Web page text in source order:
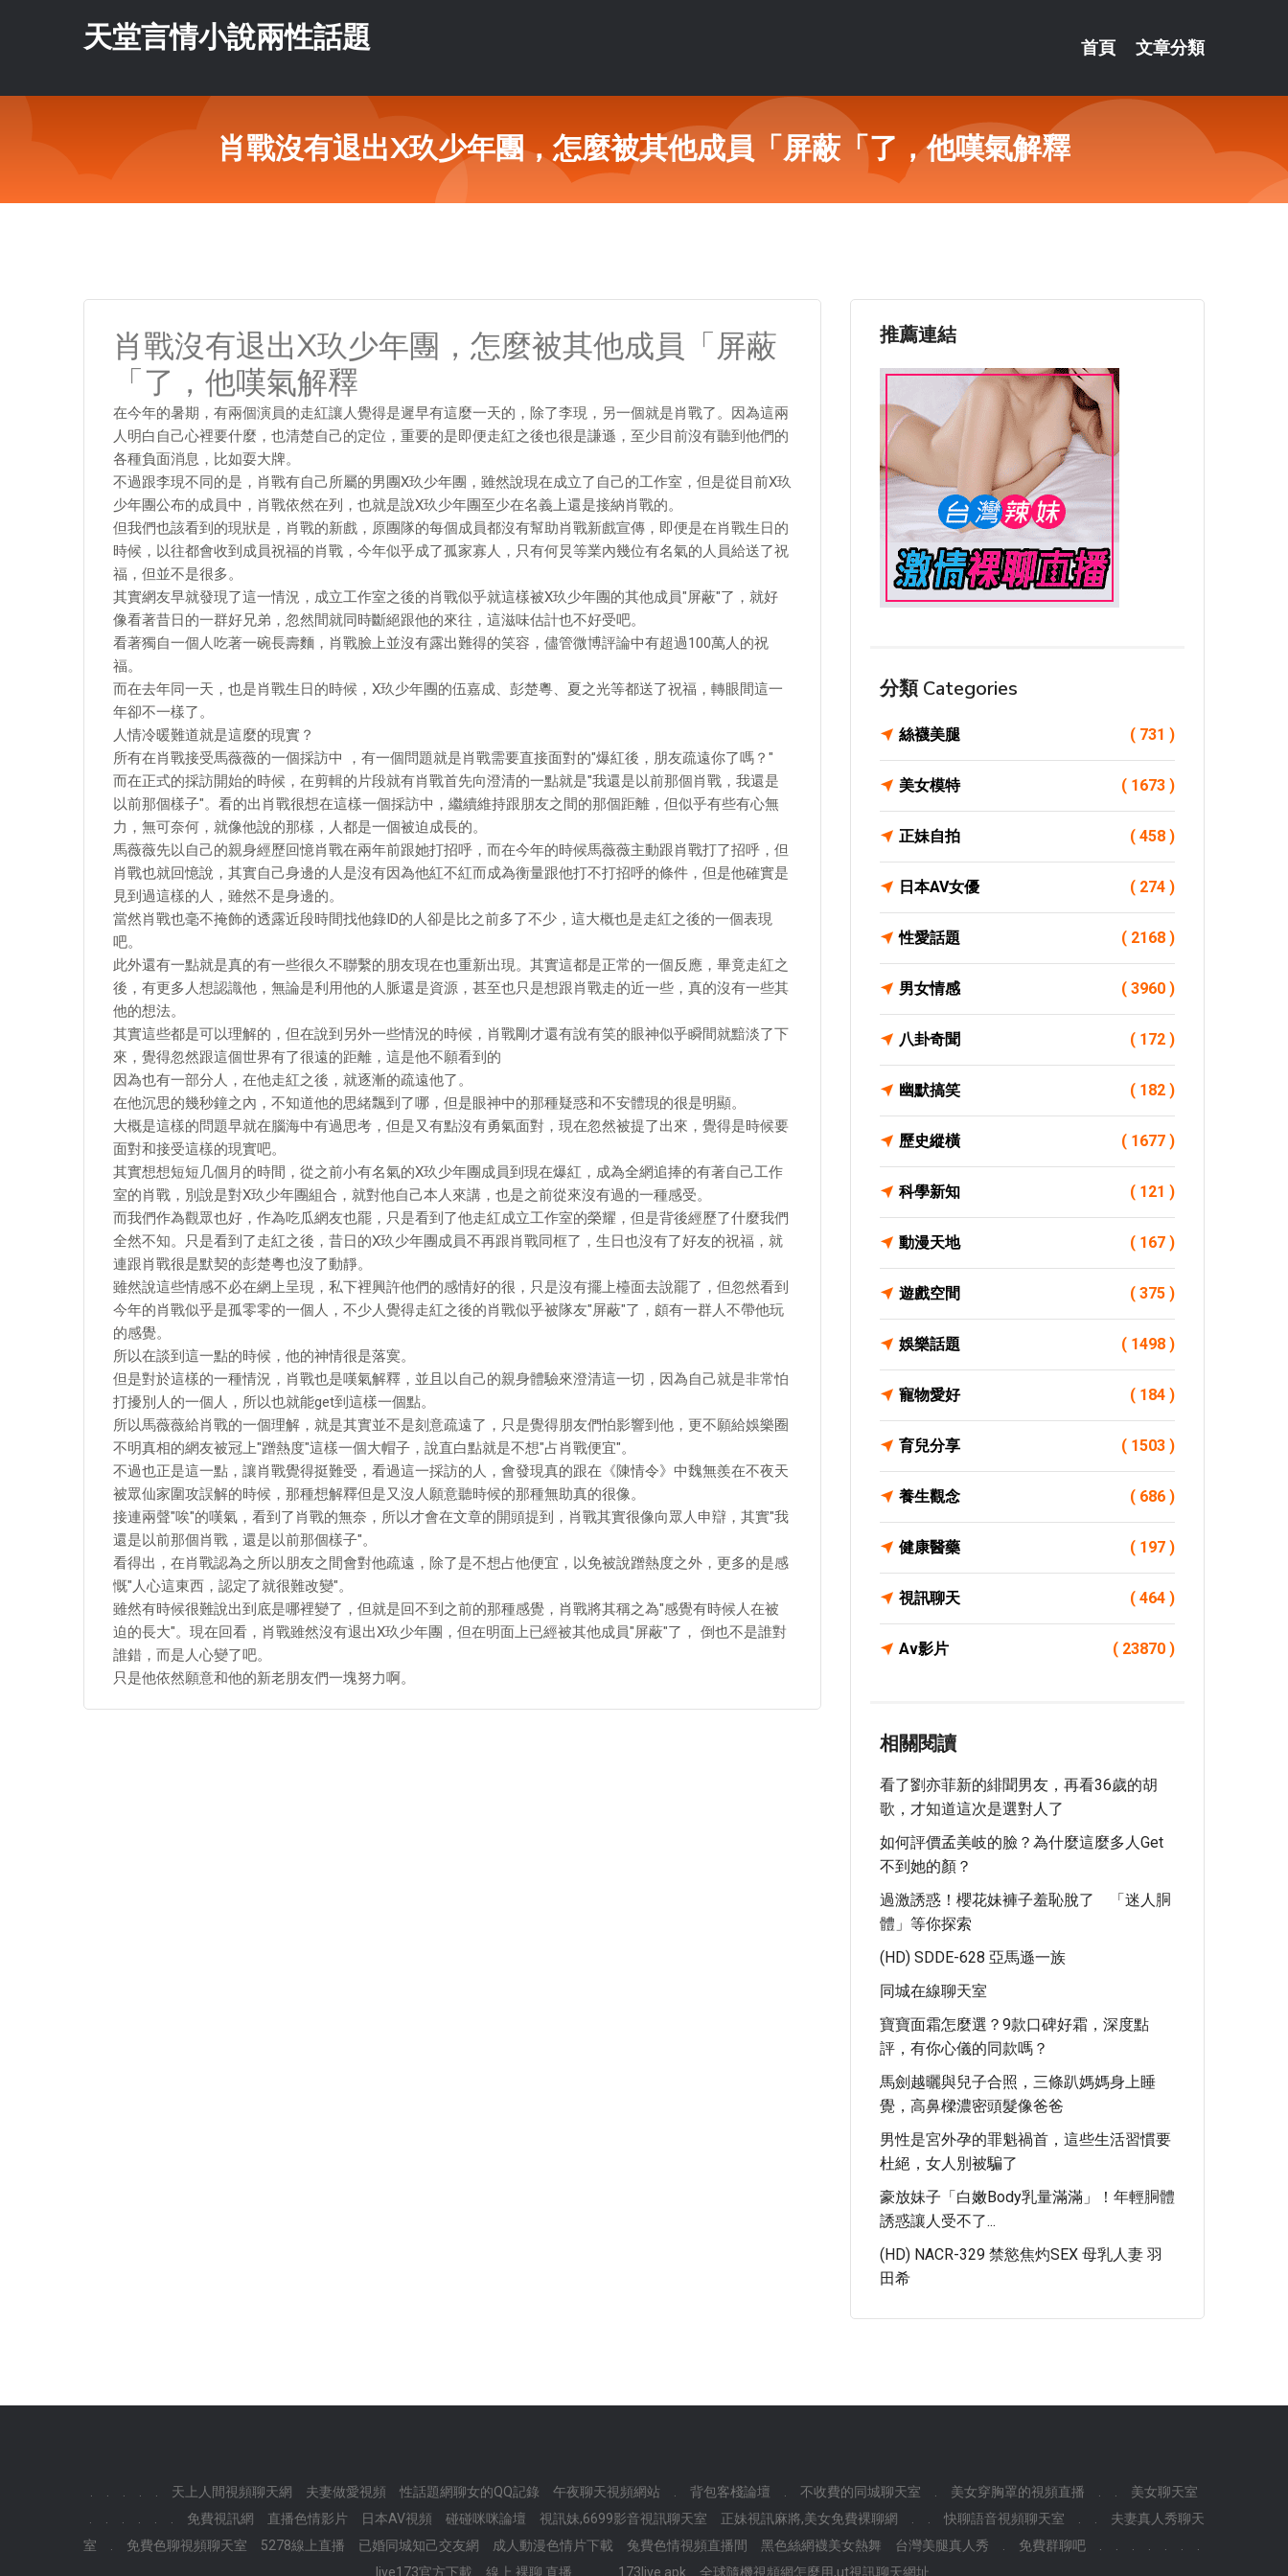
天堂言情小說兩性話題 首頁 文章分類
肖戰沒有退出X玖少年團，怎麼被其他成員「屏蔽「了，他嘆氣解釋
肖戰沒有退出X玖少年團，怎麼被其他成員「屏蔽
「了，他嘆氣解釋
在今年的暑期，有兩個演員的走紅讓人覺得是遲早有這麼一天的，除了李現，另一個就是肖戰了。因為這兩
人明白自己心裡要什麼，也清楚自己的定位，重要的是即便走紅之後也很是謙遜，至少目前沒有聽到他們的
各種負面消息，比如耍大牌。
不過跟李現不同的是，肖戰有自己所屬的男團X玖少年團，雖然說現在成立了自己的工作室，但是從目前X玖
少年團公布的成員中，肖戰依然在列，也就是說X玖少年團至少在名義上還是接納肖戰的。
但我們也該看到的現狀是，肖戰的新戲，原團隊的每個成員都沒有幫助肖戰新戲宣傳，即便是在肖戰生日的
時候，以往都會收到成員祝福的肖戰，今年似乎成了孤家寡人，只有何炅等業內幾位有名氣的人員給送了祝
福，但並不是很多。
其實網友早就發現了這一情況，成立工作室之後的肖戰似乎就這樣被X玖少年團的其他成員"屏蔽"了，就好
像看著昔日的一群好兄弟，忽然間就同時斷絕跟他的來往，這滋味估計也不好受吧。
看著獨自一個人吃著一碗長壽麵，肖戰臉上並沒有露出難得的笑容，儘管微博評論中有超過100萬人的祝
福。
而在去年同一天，也是肖戰生日的時候，X玖少年團的伍嘉成、彭楚粵、夏之光等都送了祝福，轉眼間這一
年卻不一樣了。
人情冷暖難道就是這麼的現實？
所有在肖戰接受馬薇薇的一個採訪中 ，有一個問題就是肖戰需要直接面對的"爆紅後，朋友疏遠你了嗎？"
而在正式的採訪開始的時候，在剪輯的片段就有肖戰首先向澄清的一點就是"我還是以前那個肖戰，我還是
以前那個樣子"。看的出肖戰很想在這樣一個採訪中，繼續維持跟朋友之間的那個距離，但似乎有些有心無
力，無可奈何，就像他說的那樣，人都是一個被迫成長的。
馬薇薇先以自己的親身經歷回憶肖戰在兩年前跟她打招呼，而在今年的時候馬薇薇主動跟肖戰打了招呼，但
肖戰也就回憶說，其實自己身邊的人是沒有因為他紅不紅而成為衡量跟他打不打招呼的條件，但是他確實是
見到過這樣的人，雖然不是身邊的。
當然肖戰也毫不掩飾的透露近段時間找他錄ID的人卻是比之前多了不少，這大概也是走紅之後的一個表現
吧。
此外還有一點就是真的有一些很久不聯繫的朋友現在也重新出現。其實這都是正常的一個反應，畢竟走紅之
後，有更多人想認識他，無論是利用他的人脈還是資源，甚至也只是想跟肖戰走的近一些，真的沒有一些其
他的想法。
其實這些都是可以理解的，但在說到另外一些情況的時候，肖戰剛才還有說有笑的眼神似乎瞬間就黯淡了下
來，覺得忽然跟這個世界有了很遠的距離，這是他不願看到的
因為也有一部分人，在他走紅之後，就逐漸的疏遠他了。
在他沉思的幾秒鐘之內，不知道他的思緒飄到了哪，但是眼神中的那種疑惑和不安體現的很是明顯。
大概是這樣的問題早就在腦海中有過思考，但是又有點沒有勇氣面對，現在忽然被提了出來，覺得是時候要
面對和接受這樣的現實吧。
其實想想短短几個月的時間，從之前小有名氣的X玖少年團成員到現在爆紅，成為全網追捧的有著自己工作
室的肖戰，別說是對X玖少年團組合，就對他自己本人來講，也是之前從來沒有過的一種感受。
而我們作為觀眾也好，作為吃瓜網友也罷，只是看到了他走紅成立工作室的榮耀，但是背後經歷了什麼我們
全然不知。只是看到了走紅之後，昔日的X玖少年團成員不再跟肖戰同框了，生日也沒有了好友的祝福，就
連跟肖戰很是默契的彭楚粵也沒了動靜。
雖然說這些情感不必在網上呈現，私下裡興許他們的感情好的很，只是沒有擺上檯面去說罷了，但忽然看到
今年的肖戰似乎是孤零零的一個人，不少人覺得走紅之後的肖戰似乎被隊友"屏蔽"了，頗有一群人不帶他玩
的感覺。
所以在談到這一點的時候，他的神情很是落寞。
但是對於這樣的一種情況，肖戰也是嘆氣解釋，並且以自己的親身體驗來澄清這一切，因為自己就是非常怕
打擾別人的一個人，所以也就能get到這樣一個點。
所以馬薇薇給肖戰的一個理解，就是其實並不是刻意疏遠了，只是覺得朋友們怕影響到他，更不願給娛樂圈
不明真相的網友被冠上"蹭熱度"這樣一個大帽子，說直白點就是不想"占肖戰便宜"。
不過也正是這一點，讓肖戰覺得挺難受，看過這一採訪的人，會發現真的跟在《陳情令》中魏無羨在不夜天
被眾仙家圍攻誤解的時候，那種想解釋但是又沒人願意聽時候的那種無助真的很像。
接連兩聲"唉"的嘆氣，看到了肖戰的無奈，所以才會在文章的開頭提到，肖戰其實很像向眾人申辯，其實"我
還是以前那個肖戰，還是以前那個樣子"。
看得出，在肖戰認為之所以朋友之間會對他疏遠，除了是不想占他便宜，以免被說蹭熱度之外，更多的是感
慨"人心這東西，認定了就很難改變"。
雖然有時候很難說出到底是哪裡變了，但就是回不到之前的那種感覺，肖戰將其稱之為"感覺有時候人在被
迫的長大"。現在回看，肖戰雖然沒有退出X玖少年團，但在明面上已經被其他成員"屏蔽"了， 倒也不是誰對
誰錯，而是人心變了吧。
只是他依然願意和他的新老朋友們一塊努力啊。
推薦連結
分類 Categories
絲襪美腿 ( 731 )
美女模特 ( 1673 )
正妹自拍 ( 458 )
日本AV女優 ( 274 )
性愛話題 ( 2168 )
男女情感 ( 3960 )
八卦奇聞 ( 172 )
幽默搞笑 ( 182 )
歷史縱橫 ( 1677 )
科學新知 ( 121 )
動漫天地 ( 167 )
遊戲空間 ( 375 )
娛樂話題 ( 1498 )
寵物愛好 ( 184 )
育兒分享 ( 1503 )
養生觀念 ( 686 )
健康醫藥 ( 197 )
視訊聊天 ( 464 )
Av影片 ( 23870 )
相關閱讀
看了劉亦菲新的緋聞男友，再看36歲的胡
歌，才知道這次是選對人了
如何評價孟美岐的臉？為什麼這麼多人get
不到她的顏？
過激誘惑！櫻花妹褲子羞恥脫了 「迷人胴
體」等你探索
(HD) SDDE-628 亞馬遜一族
同城在線聊天室
寶寶面霜怎麼選？9款口碑好霜，深度點
評，有你心儀的同款嗎？
馬劍越曬與兒子合照，三條趴媽媽身上睡
覺，高鼻樑濃密頭髮像爸爸
男性是宮外孕的罪魁禍首，這些生活習慣要
杜絕，女人別被騙了
豪放妹子「白嫩Body乳量滿滿」！年輕胴體
誘惑讓人受不了...
(HD) NACR-329 禁慾焦灼SEX 母乳人妻 羽
田希
天上人間視頻聊天網 夫妻做愛視頻 性話題網聊女的QQ記錄 午夜聊天視頻網站 背包客棧論壇 不收費的同城聊天室 美女穿胸罩的視頻直播
美女聊天室
免費視訊網 直播色情影片 日本AV視頻 碰碰咪咪論壇 視訊妹,6699影音視訊聊天室 正妹視訊麻將,美女免費裸聊網 快聊語音視頻聊天室
夫妻真人秀聊天
室
免費色聊視頻聊天室 5278線上直播 已婚同城知己交友網 成人動漫色情片下載 兔費色情視頻直播間 黑色絲網襪美女熱舞 台灣美腿真人秀 免費群聊吧
live173官方下載 線上 裸聊 直播 173live apk 全球隨機視頻網怎麼用,ut視訊聊天網址